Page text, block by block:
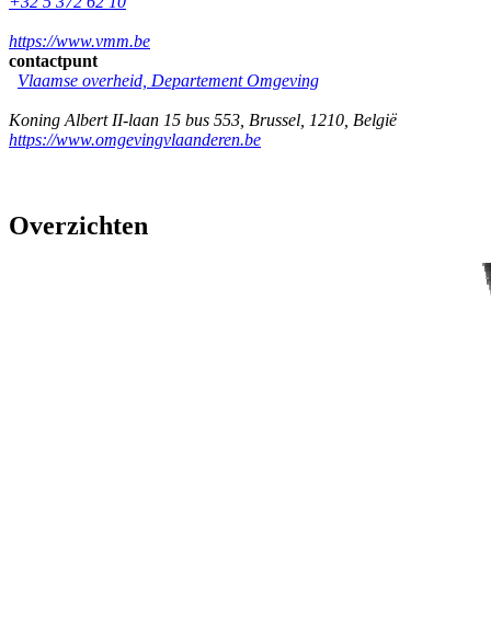
https://www.vmm.be
contactpunt
Vlaamse overheid, Departement Omgeving
Koning Albert II-laan 15 bus 553 Brussel 1210 België
https://www.omgevingvlaanderen.be
Overzichten